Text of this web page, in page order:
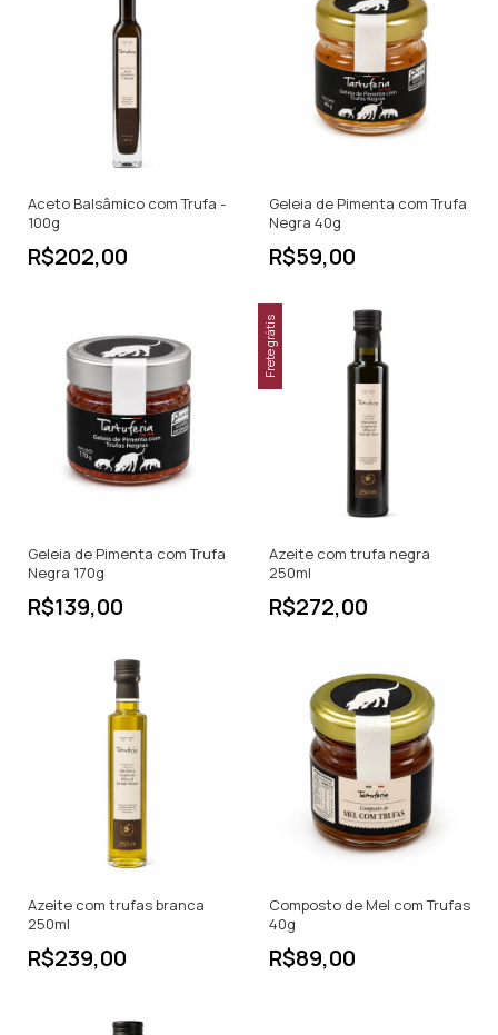
Aceto Balsâmico com Trufa -
100g
R$202,00
Geleia de Pimenta com Trufa
Negra 40g
R$59,00
Geleia de Pimenta com Trufa
Negra 170g
R$139,00
Frete grátis
Azeite com trufa negra
250ml
R$272,00
Azeite com trufas branca
250ml
R$239,00
Composto de Mel com Trufas
40g
R$89,00